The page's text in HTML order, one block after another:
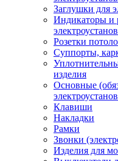
Заглушки для
Индикаторы и
Розетки
Суппорты,
изделия
Основные
Клавиши
Накладки
Рамки
Звонки
Изделия для